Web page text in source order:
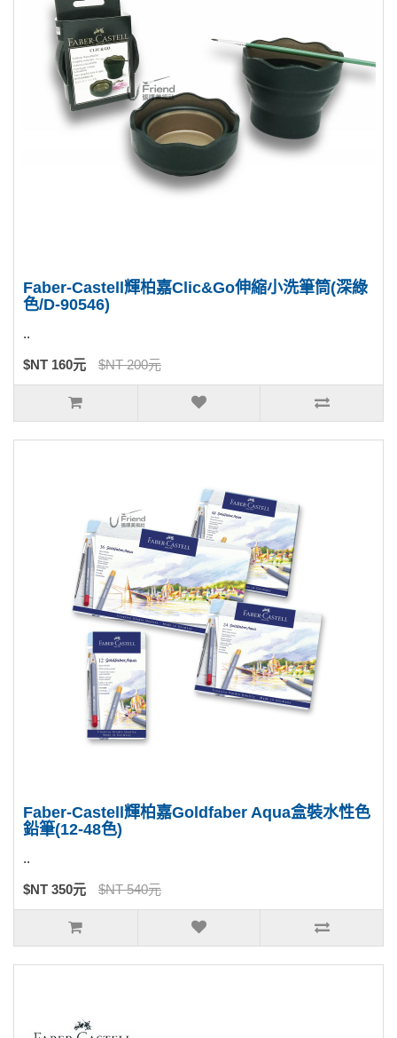
Faber-Castell輝柏嘉Clic&Go伸縮小洗筆筒(深綠
色/D-90546)
..
$NT 160元 $NT 200元
Faber-Castell輝柏嘉Goldfaber Aqua盒裝水性色
鉛筆(12-48色)
..
$NT 350元 $NT 540元